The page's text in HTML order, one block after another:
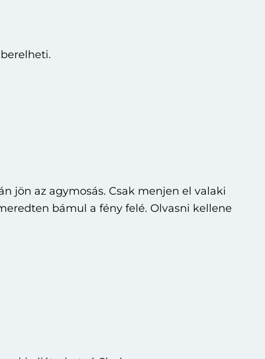
jön az agymosás. Csak menjen el valaki
bámul a fény felé. Olvasni kellene